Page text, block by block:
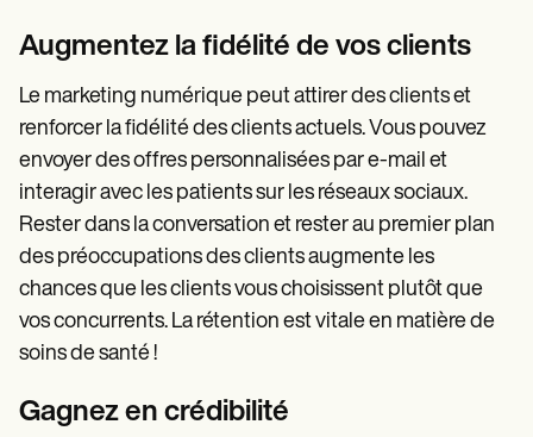
Augmentez la fidélité de vos clients
Le marketing numérique peut attirer des clients et
renforcer la fidélité des clients actuels. Vous pouvez
envoyer des offres personnalisées par e-mail et
interagir avec les patients sur les réseaux sociaux.
Rester dans la conversation et rester au premier plan
des préoccupations des clients augmente les
chances que les clients vous choisissent plutôt que
vos concurrents. La rétention est vitale en matière de
soins de santé !
Gagnez en crédibilité